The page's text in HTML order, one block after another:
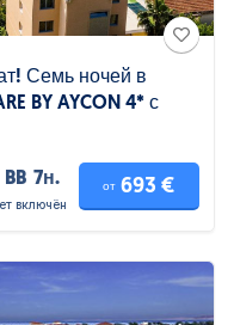
Семь ночей в
BY AYCON 4* с
BB 7н.
включён
от 693 €